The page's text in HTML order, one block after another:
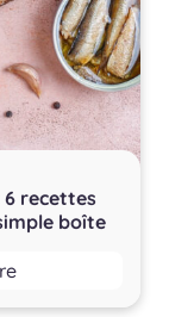
6 recettes
boîte